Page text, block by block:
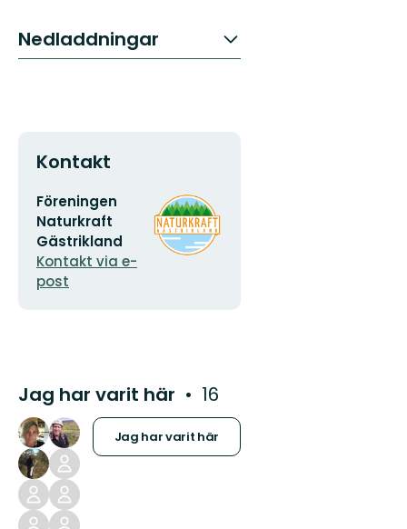
Nedladdningar
Kontakt
E-
postadress
Föreningen
Naturkraft
Gästrikland
Kontakt via e-
post
Organisationens
logotyp
Jag har varit här 16
Jag har varit här